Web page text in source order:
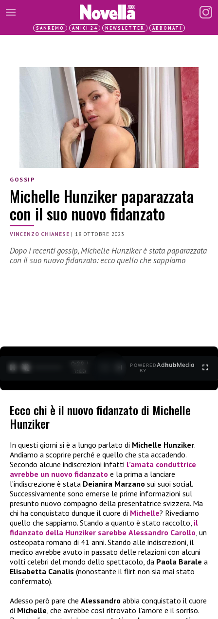
SANREMO AMICI 24 NEWSLETTER ABBONATI
GOSSIP
Michelle Hunziker paparazzata
con il suo nuovo fidanzato
VINCENZO CHIANESE | 18 OTTOBRE 2023
Dopo i recenti gossip, Michelle Hunziker è stata paparazzata
con il suo nuovo fidanzato: ecco quello che sappiamo
0:30 /
1:40
POWERED
BY
AdhubMedia
Ecco chi è il nuovo fidanzato di Michelle
Hunziker
In questi giorni si è a lungo parlato di Michelle Hunziker.
Andiamo a scoprire perché e quello che sta accadendo.
Secondo alcune indiscrezioni infatti l’amata conduttrice
avrebbe un nuovo fidanzato e la prima a lanciare
l’indiscrezione è stata Deianira Marzano sui suoi social.
Successivamente sono emerse le prime informazioni sul
presunto nuovo compagno della presentatrice svizzera. Ma
chi ha conquistato dunque il cuore di Michelle? Rivediamo
quello che sappiamo. Stando a quanto è stato raccolto, il
fidanzato della Hunziker sarebbe Alessandro Carollo, un
osteopata romano di 41 anni. Stando alle indiscrezioni, il
medico avrebbe avuto in passato delle relazioni con alcuni
volti celebri del mondo dello spettacolo, da Paola Barale a
Elisabetta Canalis (nonostante il flirt non sia mai stato
confermato).
Adesso però pare che Alessandro abbia conquistato il cuore
di Michelle, che avrebbe così ritrovato l’amore e il sorriso.